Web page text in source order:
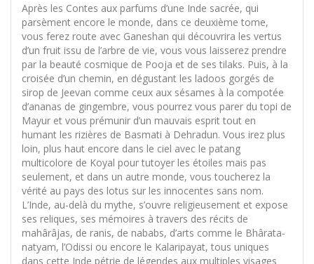
Après les Contes aux parfums d’une Inde sacrée, qui
parsèment encore le monde, dans ce deuxième tome,
vous ferez route avec Ganeshan qui découvrira les vertus
d’un fruit issu de l’arbre de vie, vous vous laisserez prendre
par la beauté cosmique de Pooja et de ses tilaks. Puis, à la
croisée d’un chemin, en dégustant les ladoos gorgés de
sirop de Jeevan comme ceux aux sésames à la compotée
d’ananas de gingembre, vous pourrez vous parer du topi de
Mayur et vous prémunir d’un mauvais esprit tout en
humant les rizières de Basmati à Dehradun. Vous irez plus
loin, plus haut encore dans le ciel avec le patang
multicolore de Koyal pour tutoyer les étoiles mais pas
seulement, et dans un autre monde, vous toucherez la
vérité au pays des lotus sur les innocentes sans nom.
L’Inde, au-delà du mythe, s’ouvre religieusement et expose
ses reliques, ses mémoires à travers des récits de
mahârâjas, de ranis, de nababs, d’arts comme le Bhârata-
natyam, l’Odissi ou encore le Kalaripayat, tous uniques
dans cette Inde pétrie de légendes aux multiples visages